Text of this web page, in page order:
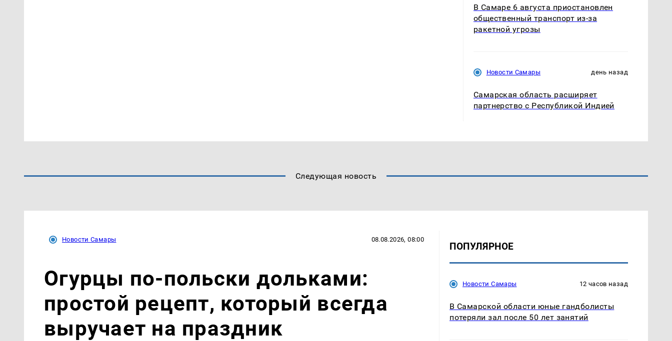
В Самаре 6 августа приостановлен
общественный транспорт из-за
ракетной угрозы
Новости Самары день назад
Самарская область расширяет
партнерство с Республикой Индией
Следующая новость
Новости Самары 08.08.2026, 08:00
Огурцы по‑польски дольками:
простой рецепт, который всегда
выручает на праздник
ПОПУЛЯРНОЕ
Новости Самары 12 часов назад
В Самарской области юные гандболисты
потеряли зал после 50 лет занятий